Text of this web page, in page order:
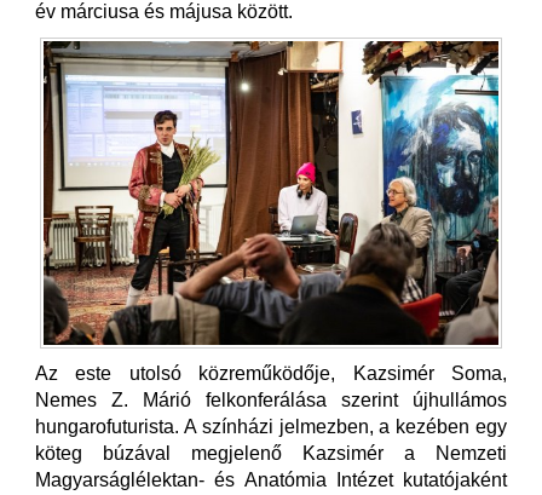
év márciusa és májusa között.
Az este utolsó közreműködője, Kazsimér Soma,
Nemes Z. Márió felkonferálása szerint újhullámos
hungarofuturista. A színházi jelmezben, a kezében egy
köteg búzával megjelenő Kazsimér a Nemzeti
Magyarságlélektan- és Anatómia Intézet kutatójaként